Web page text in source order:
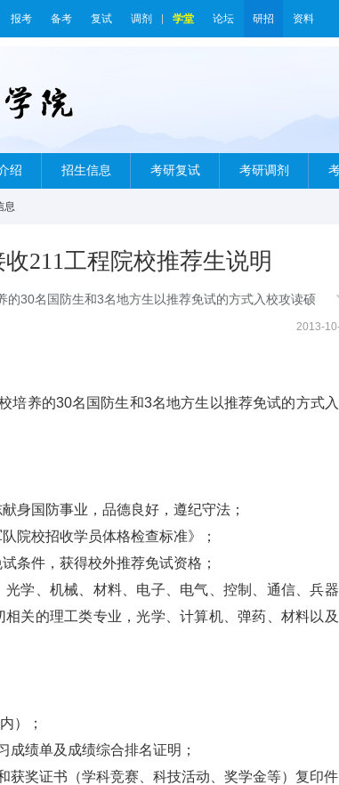
报考 备考 复试 调剂 学堂 论坛 研招 资料
绍 招生信息 考研复试 考研调剂
息
211工程院校推荐生说明
30名国防生和3名地方生以推荐免试的方式入校攻读硕
2013-
养的30名国防生和3名地方生以推荐免试的方式
国防事业，品德良好，遵纪守法；
校招收学员体格检查标准》；
件，获得校外推荐免试资格；
、机械、材料、电子、电气、控制、通信、兵器
关的理工类专业，光学、计算机、弹药、材料以
）；
绩单及成绩综合排名证明；
奖证书（学科竞赛、科技活动、奖学金等）复印件